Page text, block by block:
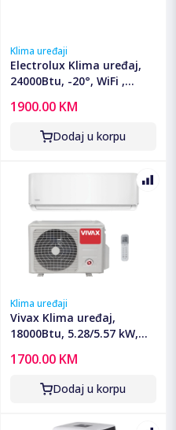
Klima uređaji
Electrolux Klima uređaj,
24000Btu, -20°, WiFi ,
HTP/N8 EEC
1900.00 KM
Dodaj u korpu
Klima uređaji
Vivax Klima uređaj,
18000Btu, 5.28/5.57 kW,
18CH50AERI+ R32
1700.00 KM
Dodaj u korpu